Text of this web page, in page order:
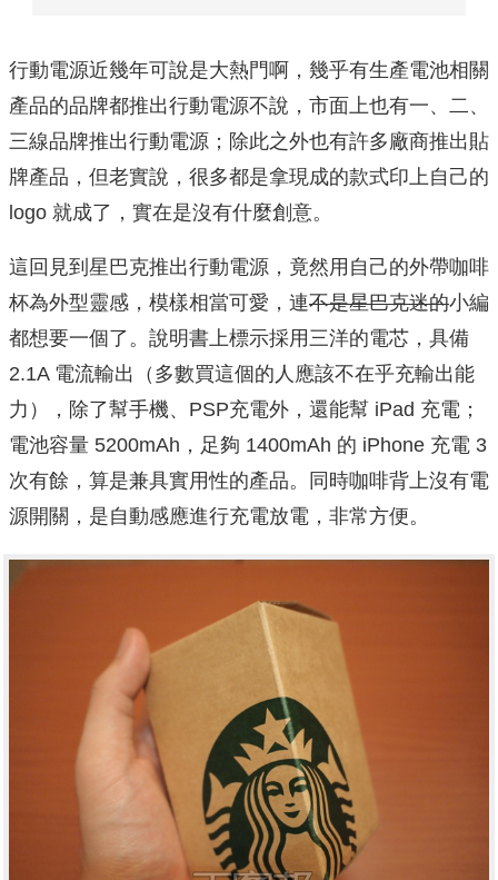
行動電源近幾年可說是大熱門啊，幾乎有生產電池相關
產品的品牌都推出行動電源不說，市面上也有一、二、
三線品牌推出行動電源；除此之外也有許多廠商推出貼
牌產品，但老實說，很多都是拿現成的款式印上自己的
logo 就成了，實在是沒有什麼創意。
這回見到星巴克推出行動電源，竟然用自己的外帶咖啡
杯為外型靈感，模樣相當可愛，連不是星巴克迷的小編
都想要一個了。說明書上標示採用三洋的電芯，具備
2.1A 電流輸出（多數買這個的人應該不在乎充輸出能
力），除了幫手機、PSP充電外，還能幫 iPad 充電；
電池容量 5200mAh，足夠 1400mAh 的 iPhone 充電 3
次有餘，算是兼具實用性的產品。同時咖啡背上沒有電
源開關，是自動感應進行充電放電，非常方便。